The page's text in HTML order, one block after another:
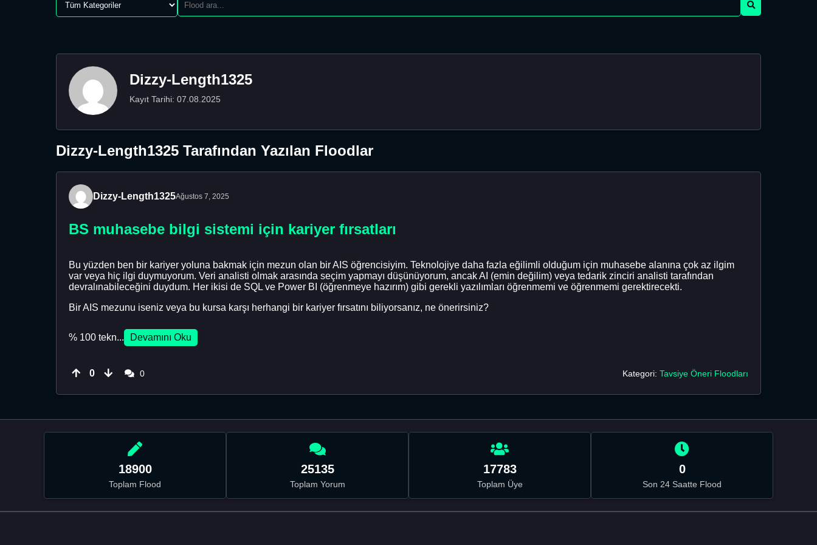
Dizzy-Length1325
Kayıt Tarihi: 07.08.2025
Dizzy-Length1325 Tarafından Yazılan Floodlar
Dizzy-Length1325Ağustos 7, 2025
BS muhasebe bilgi sistemi için kariyer fırsatları
Bu yüzden ben bir kariyer yoluna bakmak için mezun olan bir AIS öğrencisiyim. Teknolojiye daha fazla eğilimli olduğum için muhasebe alanına çok az ilgim
var veya hiç ilgi duymuyorum. Veri analisti olmak arasında seçim yapmayı düşünüyorum, ancak AI (emin değilim) veya tedarik zinciri analisti tarafından
devralınabileceğini duydum. Her ikisi de SQL ve Power BI (öğrenmeye hazırım) gibi gerekli yazılımları öğrenmemi ve öğrenmemi gerektirecekti.
Bir AIS mezunu iseniz veya bu kursa karşı herhangi bir kariyer fırsatını biliyorsanız, ne önerirsiniz?
% 100 tekn... Devamını Oku
0 0 Kategori: Tavsiye Öneri Floodları
18900
Toplam Flood
25135
Toplam Yorum
17783
Toplam Üye
0
Son 24 Saatte Flood